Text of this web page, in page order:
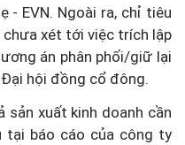
- EVN. Ngoài ra, chỉ tiêu
xét tới việc trích lập
án phân phối/giữ lại
hội đồng cổ đông.
sản xuất kinh doanh cần
tại báo cáo của công ty